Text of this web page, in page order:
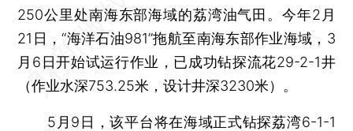
250公里处南海东部海域的荔湾油气田。今年2月
21日，“海洋石油981”拖航至南海东部作业海域，3
月6日开始试运行作业，已成功钻探流花29-2-1井
（作业水深753.25米，设计井深3230米）。
5月9日，该平台将在海域正式钻探荔湾6-1-1